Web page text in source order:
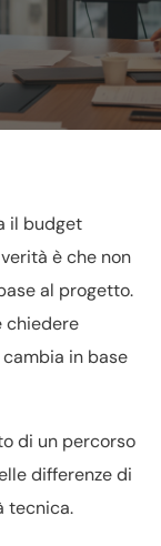
il budget
è che non
al progetto.
chiedere
in base
di un percorso
differenze di
tecnica.